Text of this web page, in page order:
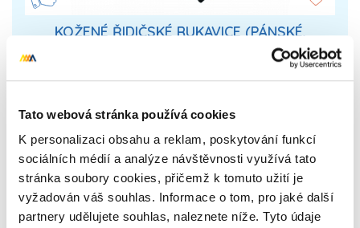
Tato webová stránka používá cookies
K personalizaci obsahu a reklam, poskytování funkcí
sociálních médií a analýze návštěvnosti využívá tato
stránka soubory cookies, přičemž k tomuto užití je
vyžadován váš souhlas. Informace o tom, pro jaké další
partnery udělujete souhlas, naleznete níže. Tyto údaje
KOŽENÉ ŘIDIČSKÉ RUKAVICE (PÁNSKÉ,
Luxusní pánské kožené řidičské rukavice z pravé
kůžemi je jehnětina velmi tenká.…
1 290 Kč Zobrazit více